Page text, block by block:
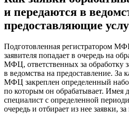
и передаются в
предоставляющие
Подготовленная регистратором
заявителя попадает в очередь на
МФЦ, ответственных за обработку
в ведомства на предоставление. За
МФЦ закреплен определенный
по которым он обрабатывает. Имея
специалист с определенной
очередь и отбирает из нее заявки,